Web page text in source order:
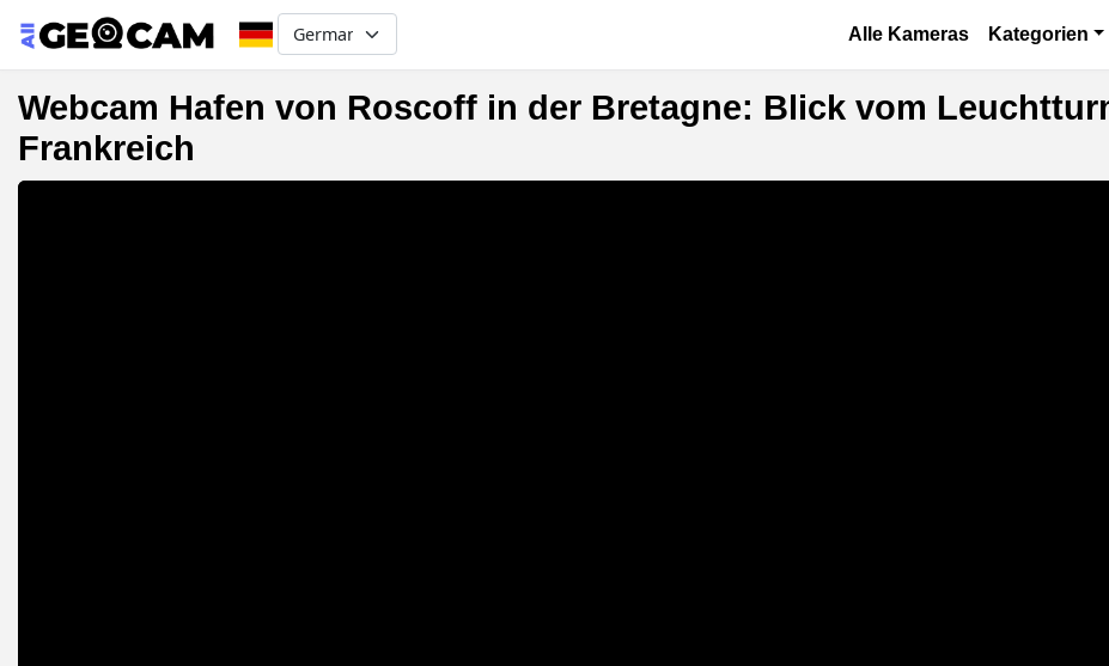
Select your language Основная навигация
Alle Kameras Kategorien
Webcam Hafen von Roscoff in der Bretagne: Blick vom
Frankreich